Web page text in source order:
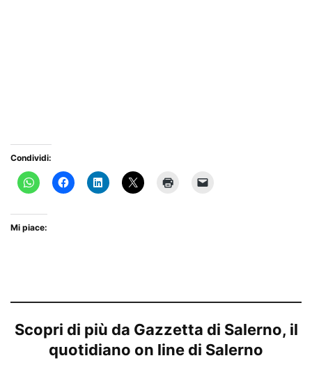
Condividi:
Mi piace:
Scopri di più da Gazzetta di Salerno, il
quotidiano on line di Salerno